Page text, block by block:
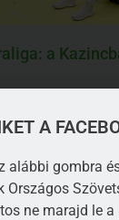
a
Kazincbarcika
miután a
TOVÁBB
A
alábbi gombra
Országos
ne marajd le